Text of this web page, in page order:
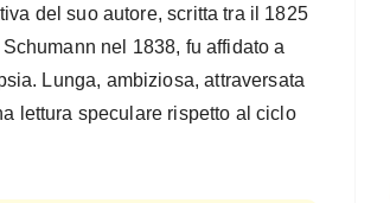
del suo autore, scritta tra il 1825
nel 1838, fu affidato a
Lunga, ambiziosa, attraversata
lettura speculare rispetto al ciclo